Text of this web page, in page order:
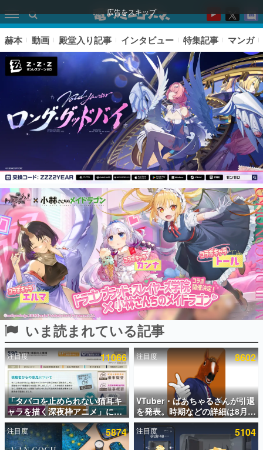
広告をスキップ
ピックアップ
電ファミのいま読まれている記事ランキング
アプリセール情報
インタビュー
連載・特集一覧
殿堂入り記事
SNS拡散数が数千以上！ ページビュー数万以上！ などな
ど。多くの人々に読まれた、電ファミ渾身の“殿堂入り”記
事をまとめました。
ゲームの企画書
名作ゲームクリエイターの方々に製作時のエピソードをお
聞きし、ヒットする企画（ゲーム）とは何か？を探ってい
きます。
赫本
この物語を解いてはいけない。『赫本』は、〈試験問題〉
の形をした短編ホラー小説集です。
赫本 動画 殿堂入り記事 インタビュー 特集記事 マンガ
いま読まれている記事
注目度 11066
「タバコを止められない猫耳キ
ャラを描く深夜枠アニメ」に視
聴者の一部から批判意見。違法
薬物の使用と思しき描写も含め
て、BPOが議論を交わす
注目度 8602
VTuber・ばあちゃるさんが引退
を発表。時期などの詳細は8月9
日15時からの配信で説明
注目度 5874 注目度 5104